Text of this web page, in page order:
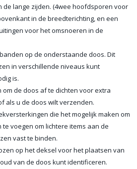
de lange zijden. (4wee hoofdsporen voor
in de breedterichting, en een
voor het omsnoeren in de
op de onderstaande doos. Dit
in verschillende niveaus kunt
is.
om de doos af te dichten voor extra
als u de doos wilt verzenden.
die het mogelijk maken om
voegen om lichtere items aan de
vast te binden.
op het deksel voor het plaatsen van
van de doos kunt identificeren.